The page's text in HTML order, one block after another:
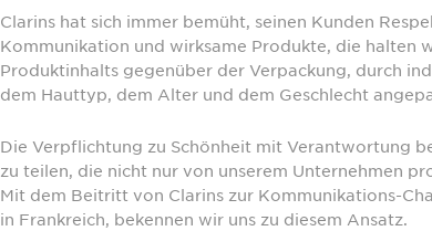
Clarins hat sich immer bemüht, seinen Kunden
Kommunikation und wirksame Produkte, die halten
Produktinhalts gegenüber der Verpackung, durch
dem Hauttyp, dem Alter und dem Geschlecht
Die Verpflichtung zu Schönheit mit Verantwortung
zu teilen, die nicht nur von unserem Unternehmen
Mit dem Beitritt von Clarins zur Kommunikations-
in Frankreich, bekennen wir uns zu diesem Ansatz.